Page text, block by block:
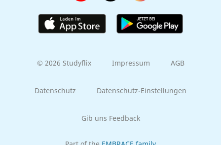
© 2026 Studyflix Impressum AGB
Datenschutz Datenschutz-Einstellungen
Gib uns Feedback